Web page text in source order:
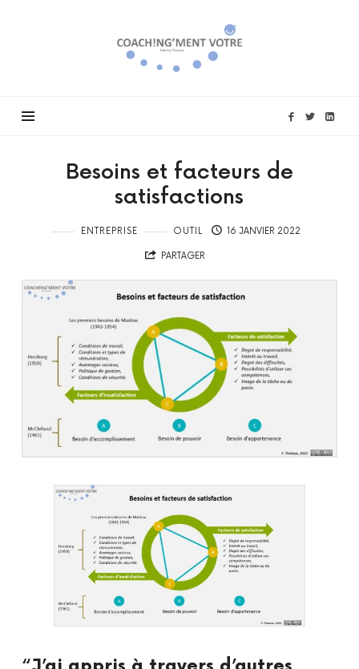
Coach!ng'ment
vôtre
Besoins et facteurs de
satisfactions
ENTREPRISE OUTIL 16 JANVIER 2022
PARTAGER